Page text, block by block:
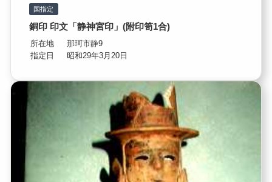
国指定
銅印 印文「静神宮印」(附印笥1合)
所在地
那珂市静9
指定日
昭和29年3月20日